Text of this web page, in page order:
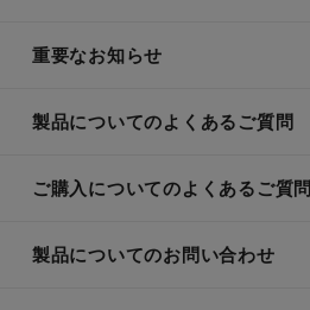
重要なお知らせ
製品についてのよくあるご質問
ご購入についてのよくあるご質問
製品についてのお問い合わせ